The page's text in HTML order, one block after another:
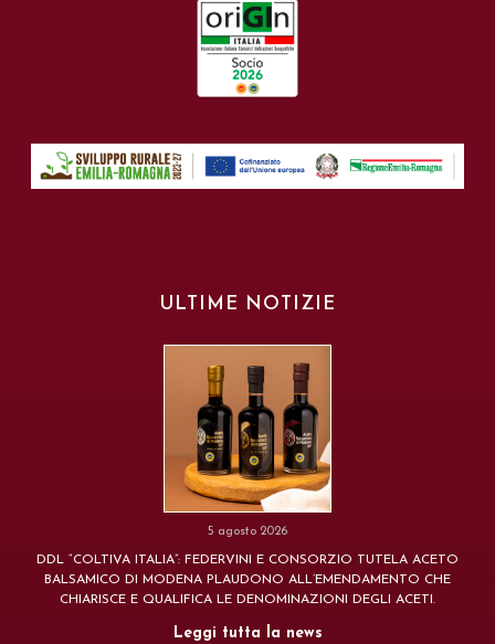
ULTIME NOTIZIE
5 agosto 2026
DDL “COLTIVA ITALIA”: FEDERVINI E CONSORZIO TUTELA ACETO
BALSAMICO DI MODENA PLAUDONO ALL’EMENDAMENTO CHE
CHIARISCE E QUALIFICA LE DENOMINAZIONI DEGLI ACETI.
Leggi tutta la news